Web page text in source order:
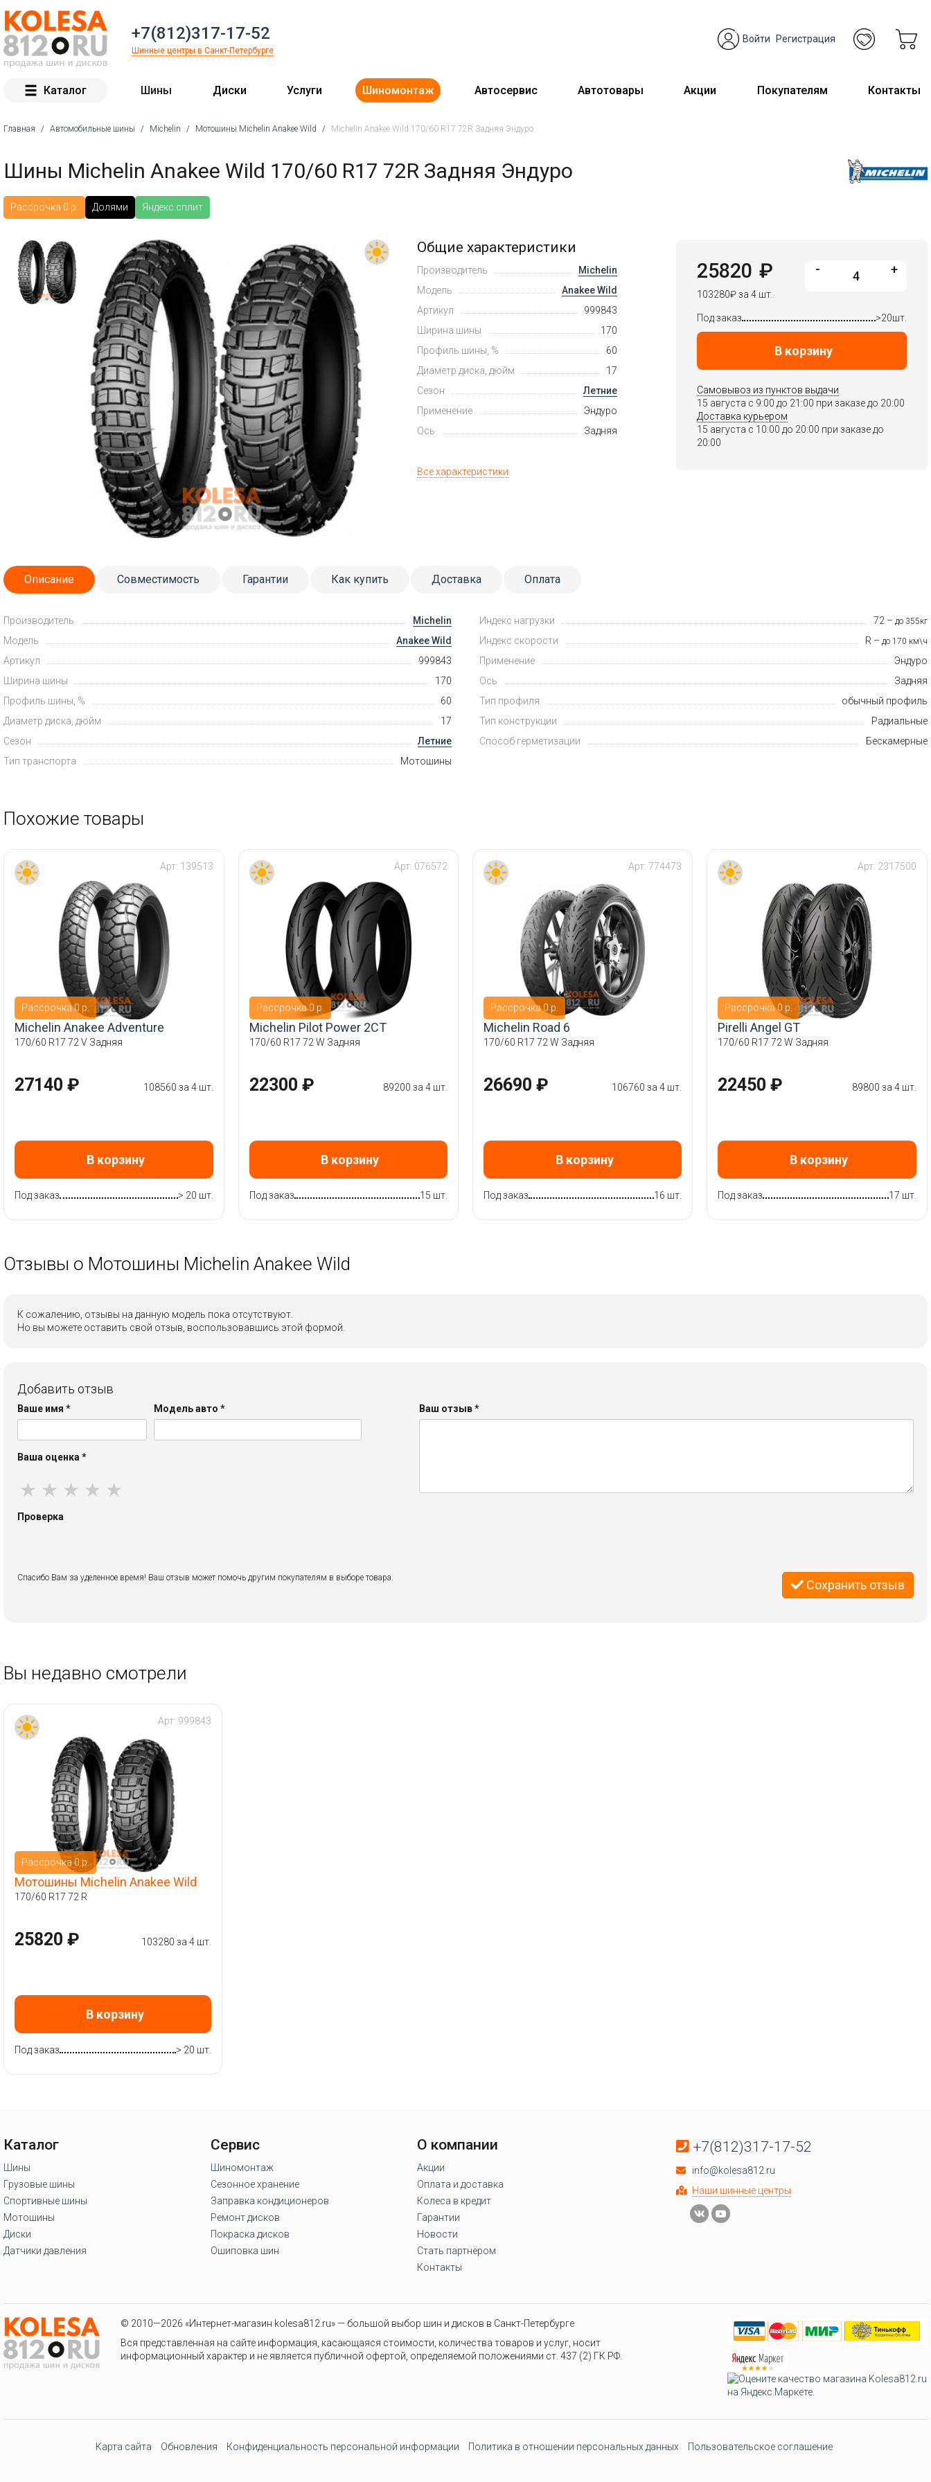
+7(812)317-17-52
Шинные центры в Санкт-Петербурге
Войти Регистрация
Каталог Шины Диски Услуги Шиномонтаж Автосервис Автотовары Акции Покупателям Контакты
Главная / Автомобильные шины / Michelin / Мотошины Michelin Anakee Wild / Michelin Anakee Wild 170/60 R17 72R Задняя Эндуро
Шины Michelin Anakee Wild 170/60 R17 72R Задняя Эндуро
Рассрочка 0 р. Долями Яндекс.сплит
Общие характеристики
Производитель
Michelin
Модель
Anakee Wild
Артикул
999843
Ширина шины
170
Профиль шины, %
60
Диаметр диска, дюйм
17
Сезон
Летние
Применение
Эндуро
Ось
Задняя
Все характеристики
25820 ₽
103280₽за 4 шт.
- +
Под заказ >20шт.
В корзину
Самовывоз из пунктов выдачи
15 августа c 9:00 до 21:00 при заказе до 20:00
Доставка курьером
15 августа c 10:00 до 20:00 при заказе до
20:00
Описание Совместимость Гарантии Как купить Доставка Оплата
Производитель
Michelin
Модель
Anakee Wild
Артикул
999843
Ширина шины
170
Профиль шины, %
60
Диаметр диска, дюйм
17
Сезон
Летние
Тип транспорта
Мотошины
Индекс нагрузки 72 – до 355кг
Индекс скорости R – до 170 км\ч
Применение
Эндуро
Ось
Задняя
Тип профиля
обычный профиль
Тип конструкции
Радиальные
Способ герметизации
Бескамерные
Похожие товары
Рассрочка 0 р.
Арт: 139513
Michelin Anakee Adventure
170/60 R17 72 V Задняя
27140 ₽ 108560 за 4 шт.
В корзину
Под заказ > 20 шт.
Рассрочка 0 р.
Арт: 076572
Michelin Pilot Power 2CT
170/60 R17 72 W Задняя
22300 ₽ 89200 за 4 шт.
В корзину
Под заказ 15 шт.
Рассрочка 0 р.
Арт:774473
Michelin Road 6
170/60 R17 72 W Задняя
26690 ₽ 106760 за 4 шт.
В корзину
Под заказ 16 шт.
Рассрочка 0 р.
Арт: 2317500
Pirelli Angel GT
170/60 R17 72 W Задняя
22450 ₽ 89800 за 4 шт.
В корзину
Под заказ 17 шт.
Отзывы о Мотошины Michelin Anakee Wild
К сожалению, отзывы на данную модель пока отсутствуют.
Но вы можете оставить свой отзыв, воспользовавшись этой формой.
Добавить отзыв
Ваше имя * Модель авто*
Ваша оценка *
★ ★ ★ ★ ★
Ваш отзыв*
Проверка
Спасибо Вам за уделенное время! Ваш отзыв может помочь другим покупателям в выборе товара. Сохранить отзыв
Вы недавно смотрели
Рассрочка 0 р.
Арт: 999843
Мотошины Michelin Anakee Wild
170/60 R17 72 R
25820 ₽ 103280 за 4 шт.
В корзину
Под заказ > 20 шт.
Каталог
Шины
Грузовые шины
Спортивные шины
Мотошины
Диски
Датчики давления
Сервис
Шиномонтаж
Сезонное хранение
Заправка кондиционеров
Ремонт дисков
Покраска дисков
Ошиповка шин
О компании
Акции
Оплата и доставка
Колеса в кредит
Гарантии
Новости
Стать партнёром
Контакты
+7(812)317-17-52
info@kolesa812.ru
Наши шинные центры
© 2010—2026 «Интернет-магазин kolesa812.ru» — большой выбор шин и дисков в Санкт-Петербурге
Вся представленная на сайте информация, касающаяся стоимости, количества товаров и услуг, носит
информационный характер и не является публичной офертой, определяемой положениями ст. 437 (2) ГК РФ.
Карта сайта Обновления Конфиденциальность персональной информации Политика в отношении персональных данных Пользовательское соглашение